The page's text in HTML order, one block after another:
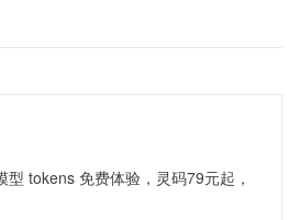
tokens 免费体验，灵码79元起，